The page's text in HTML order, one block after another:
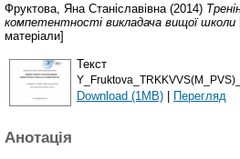
Фруктова, Яна Станіславівна (2014)
компетентності викладача вищої школи
матеріали]
Текст
Download (1MB) | Перегляд
Анотація